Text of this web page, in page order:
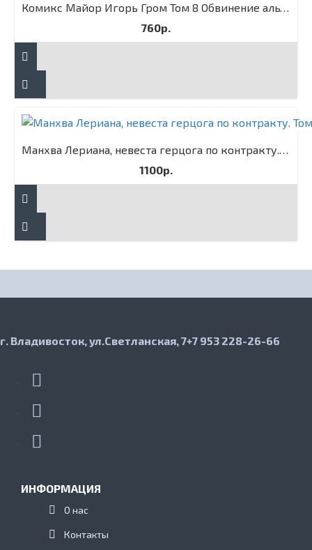
Комикс Майор Игорь Гром Том 8 Обвинение альтернативная обложка
760р.
Манхва Лериана, невеста герцога по контракту. Том 3
1100р.
г. Владивосток, ул.Светланская, 7+7 953 228-26-66
ИНФОРМАЦИЯ
О нас
Контакты